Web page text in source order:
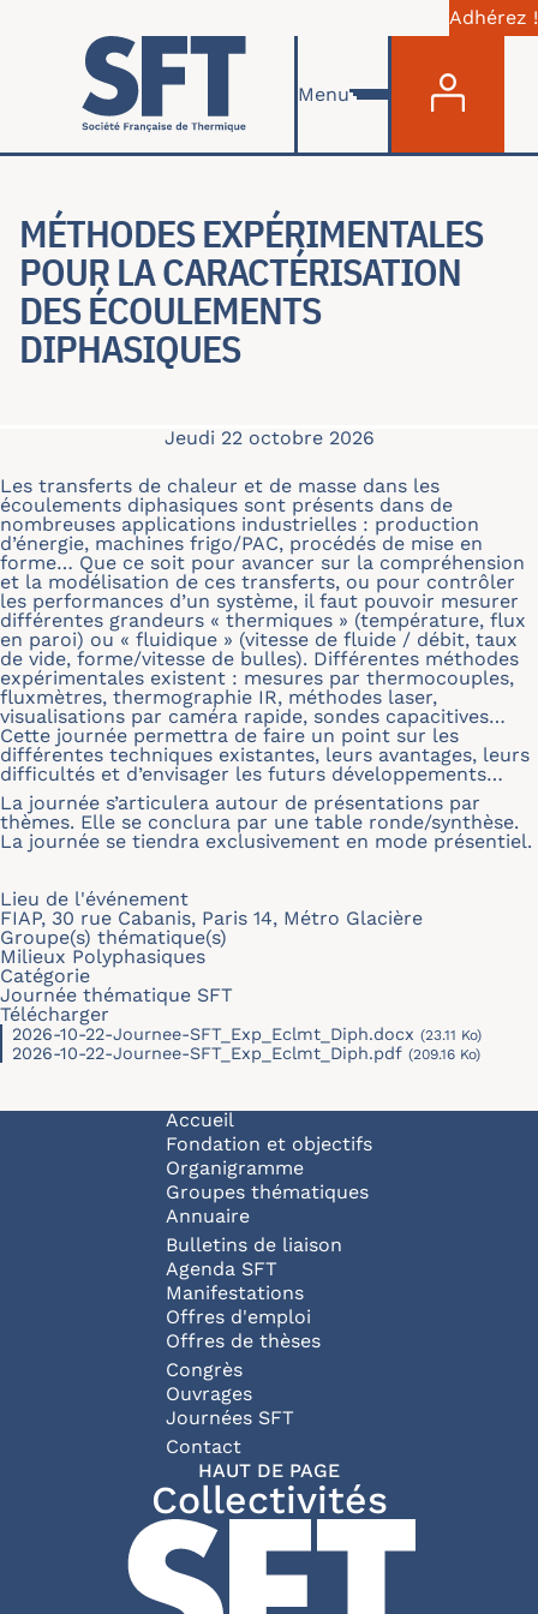
Aller au contenu principal
Adhérez !
Menu
MÉTHODES EXPÉRIMENTALES
POUR LA CARACTÉRISATION
DES ÉCOULEMENTS
DIPHASIQUES
Jeudi 22 octobre 2026
Les transferts de chaleur et de masse dans les
écoulements diphasiques sont présents dans de
nombreuses applications industrielles : production
d’énergie, machines frigo/PAC, procédés de mise en
forme… Que ce soit pour avancer sur la compréhension
et la modélisation de ces transferts, ou pour contrôler
les performances d’un système, il faut pouvoir mesurer
différentes grandeurs « thermiques » (température, flux
en paroi) ou « fluidique » (vitesse de fluide / débit, taux
de vide, forme/vitesse de bulles). Différentes méthodes
expérimentales existent : mesures par thermocouples,
fluxmètres, thermographie IR, méthodes laser,
visualisations par caméra rapide, sondes capacitives…
Cette journée permettra de faire un point sur les
différentes techniques existantes, leurs avantages, leurs
difficultés et d’envisager les futurs développements…
La journée s’articulera autour de présentations par
thèmes. Elle se conclura par une table ronde/synthèse.
La journée se tiendra exclusivement en mode présentiel.
Lieu de l'événement
FIAP, 30 rue Cabanis, Paris 14, Métro Glacière
Groupe(s) thématique(s)
Milieux Polyphasiques
Catégorie
Journée thématique SFT
Télécharger
2026-10-22-Journee-SFT_Exp_Eclmt_Diph.docx (23.11 Ko)
2026-10-22-Journee-SFT_Exp_Eclmt_Diph.pdf (209.16 Ko)
Navigation principale
Accueil
Fondation et objectifs
Organigramme
Groupes thématiques
Annuaire
Bulletins de liaison
Agenda SFT
Manifestations
Offres d'emploi
Offres de thèses
Congrès
Ouvrages
Journées SFT
Pied de page
Contact
HAUT DE PAGE
Collectivités